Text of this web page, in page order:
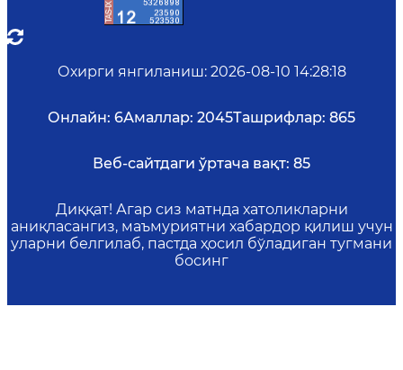
Охирги янгиланиш: 2026-08-10 14:28:18
Онлайн: 6Амаллар: 2045Ташрифлар: 865
Веб-сайтдаги ўртача вақт: 85
Диққат! Агар сиз матнда хатоликларни
аниқласангиз, маъмуриятни хабардор қилиш учун
уларни белгилаб, пастда ҳосил бўладиган тугмани
босинг